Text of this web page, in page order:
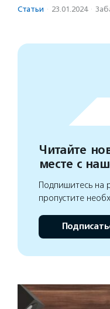
Статьи · 23.01.2024 ·
Читайте
месте с
Подпишитесь на
пропустите